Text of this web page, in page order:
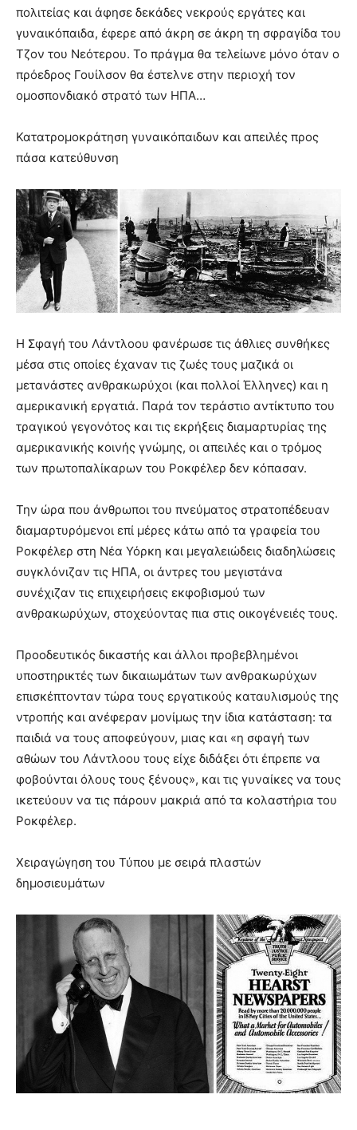
πολιτείας και άφησε δεκάδες νεκρούς εργάτες και
γυναικόπαιδα, έφερε από άκρη σε άκρη τη σφραγίδα του
Τζον του Νεότερου. Το πράγμα θα τελείωνε μόνο όταν ο
πρόεδρος Γουίλσον θα έστελνε στην περιοχή τον
ομοσπονδιακό στρατό των ΗΠΑ…
Κατατρομοκράτηση γυναικόπαιδων και απειλές προς
πάσα κατεύθυνση
H Σφαγή του Λάντλοου φανέρωσε τις άθλιες συνθήκες
μέσα στις οποίες έχαναν τις ζωές τους μαζικά οι
μετανάστες ανθρακωρύχοι (και πολλοί Έλληνες) και η
αμερικανική εργατιά. Παρά τον τεράστιο αντίκτυπο του
τραγικού γεγονότος και τις εκρήξεις διαμαρτυρίας της
αμερικανικής κοινής γνώμης, οι απειλές και ο τρόμος
των πρωτοπαλίκαρων του Ροκφέλερ δεν κόπασαν.
Την ώρα που άνθρωποι του πνεύματος στρατοπέδευαν
διαμαρτυρόμενοι επί μέρες κάτω από τα γραφεία του
Ροκφέλερ στη Νέα Υόρκη και μεγαλειώδεις διαδηλώσεις
συγκλόνιζαν τις ΗΠΑ, οι άντρες του μεγιστάνα
συνέχιζαν τις επιχειρήσεις εκφοβισμού των
ανθρακωρύχων, στοχεύοντας πια στις οικογένειές τους.
Προοδευτικός δικαστής και άλλοι προβεβλημένοι
υποστηρικτές των δικαιωμάτων των ανθρακωρύχων
επισκέπτονταν τώρα τους εργατικούς καταυλισμούς της
ντροπής και ανέφεραν μονίμως την ίδια κατάσταση: τα
παιδιά να τους αποφεύγουν, μιας και «η σφαγή των
αθώων του Λάντλοου τους είχε διδάξει ότι έπρεπε να
φοβούνται όλους τους ξένους», και τις γυναίκες να τους
ικετεύουν να τις πάρουν μακριά από τα κολαστήρια του
Ροκφέλερ.
Χειραγώγηση του Τύπου με σειρά πλαστών
δημοσιευμάτων